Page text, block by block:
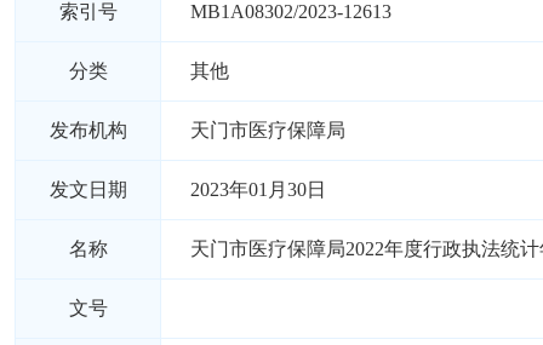
索引号 MB1A08302/2023-12613
分类 其他
发布机构 天门市医疗保障局
发文日期 2023年01月30日
名称 天门市医疗保障局2022年度行政执法统
文号